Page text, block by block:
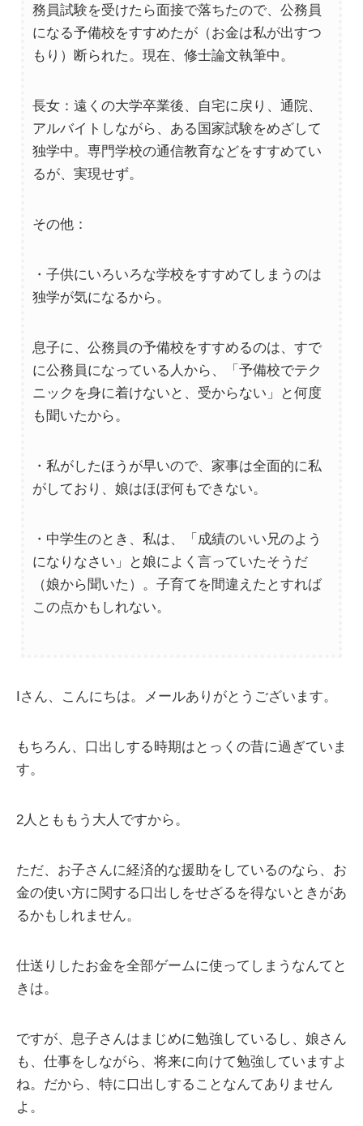
務員試験を受けたら面接で落ちたので、公務員
になる予備校をすすめたが（お金は私が出すつ
もり）断られた。現在、修士論文執筆中。
長女：遠くの大学卒業後、自宅に戻り、通院、
アルバイトしながら、ある国家試験をめざして
独学中。専門学校の通信教育などをすすめてい
るが、実現せず。
その他：
・子供にいろいろな学校をすすめてしまうのは
独学が気になるから。
息子に、公務員の予備校をすすめるのは、すで
に公務員になっている人から、「予備校でテク
ニックを身に着けないと、受からない」と何度
も聞いたから。
・私がしたほうが早いので、家事は全面的に私
がしており、娘はほぼ何もできない。
・中学生のとき、私は、「成績のいい兄のよう
になりなさい」と娘によく言っていたそうだ
（娘から聞いた）。子育てを間違えたとすれば
この点かもしれない。
Iさん、こんにちは。メールありがとうございます。
もちろん、口出しする時期はとっくの昔に過ぎていま
す。
2人とももう大人ですから。
ただ、お子さんに経済的な援助をしているのなら、お
金の使い方に関する口出しをせざるを得ないときがあ
るかもしれません。
仕送りしたお金を全部ゲームに使ってしまうなんてと
きは。
ですが、息子さんはまじめに勉強しているし、娘さん
も、仕事をしながら、将来に向けて勉強していますよ
ね。だから、特に口出しすることなんてありません
よ。